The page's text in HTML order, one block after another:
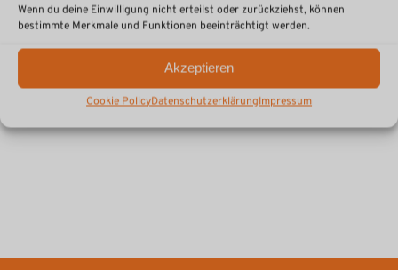
Wenn du deine Einwilligung nicht erteilst oder zurückziehst, können
bestimmte Merkmale und Funktionen beeinträchtigt werden.
Akzeptieren
Cookie PolicyDatenschutzerklärungImpressum
Teambuilding im Bayerischen Wald
stärkt den Zusammenhalt am Standort
Luhe-Wildenau
Veranstaltungen August 5, 2026